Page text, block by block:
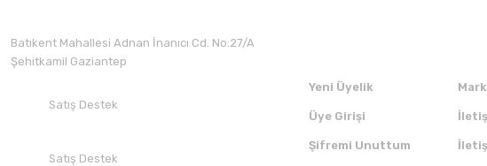
Batıkent Mahallesi Adnan İnanıcı Cd. No:27/A
Şehitkamil Gaziantep
Satış Destek
Satış Destek
Yeni Üyelik
Üye Girişi
Şifremi Unuttum